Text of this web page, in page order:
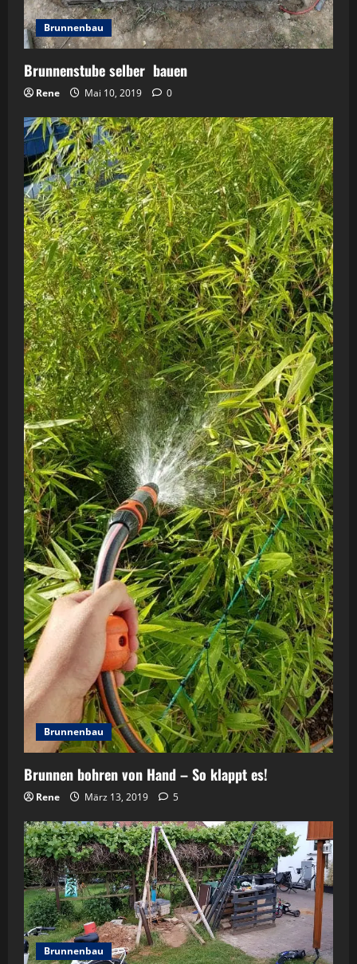
Brunnenbau
Brunnenstube selber bauen
Rene Mai 10, 2019 0
Brunnenbau
Brunnen bohren von Hand – So klappt es!
Rene März 13, 2019 5
Brunnenbau